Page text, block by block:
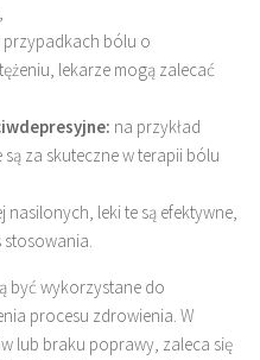
przypadkach bólu o
lekarze mogą zalecać
na przykład
za skuteczne w terapii bólu
leki te są efektywne,
stosowania.
być wykorzystane do
procesu zdrowienia. W
lub braku poprawy, zaleca się